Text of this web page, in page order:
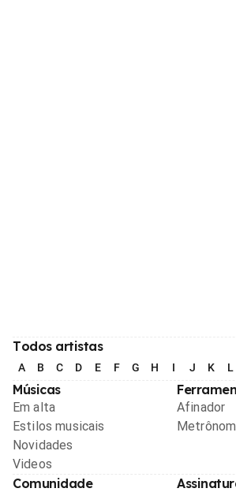
Todos artistas
A B C D E F G H I J K L
Músicas
Em alta
Estilos musicais
Novidades
Videos
Afinador
Comunidade